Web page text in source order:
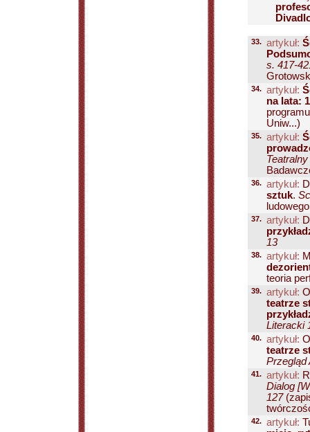
33. artykuł:
s. 417-
34. artykuł:
na lata:
Uniw...)
35. artykuł:
36. artykuł:
sztuk.
37. artykuł:
13
38. artykuł:
teoria
39. artykuł:
teatrze
Literacki
40. artykuł:
teatrze
Przegląd
41. artykuł:
Dialog
127
42. artykuł: